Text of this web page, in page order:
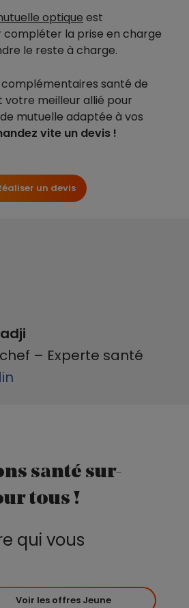
optique est
compléter la prise en charge
le reste à charge.
santé de
votre meilleur allié pour
mutuelle adaptée à vos
vite un devis !
un devis
– Experte santé
santé sur-
tous !
qui vous
Voir les offres Jeune